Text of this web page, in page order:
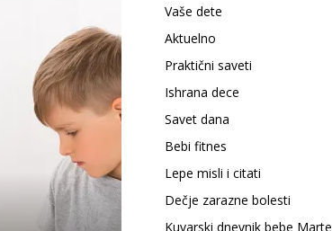
Vaše dete
Aktuelno
Praktični saveti
Ishrana dece
Savet dana
Bebi fitnes
Lepe misli i citati
Dečje zarazne bolesti
Kuvarski dnevnik bebe Marte